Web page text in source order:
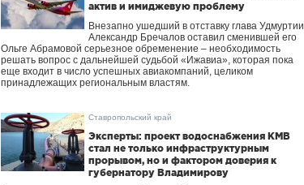
актив и имиджевую проблему
Внезапно ушедший в отставку глава Удмуртии
Александр Бречалов оставил сменившей его
Ольге Абрамовой серьезное обременение – необходимость
решать вопрос с дальнейшей судьбой «Ижавиа», которая пока
еще входит в число успешных авиакомпаний, целиком
принадлежащих региональным властям.
Ставропольский край
Эксперты: проект водоснабжения КМВ
стал не только инфраструктурным
прорывом, но и фактором доверия к
губернатору Владимирову